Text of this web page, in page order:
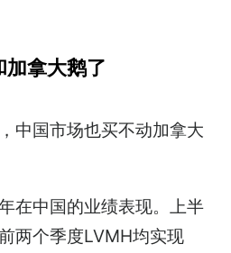
拿大鹅了
中国市场也买不动加拿大
在中国的业绩表现。上半
两个季度LVMH均实现